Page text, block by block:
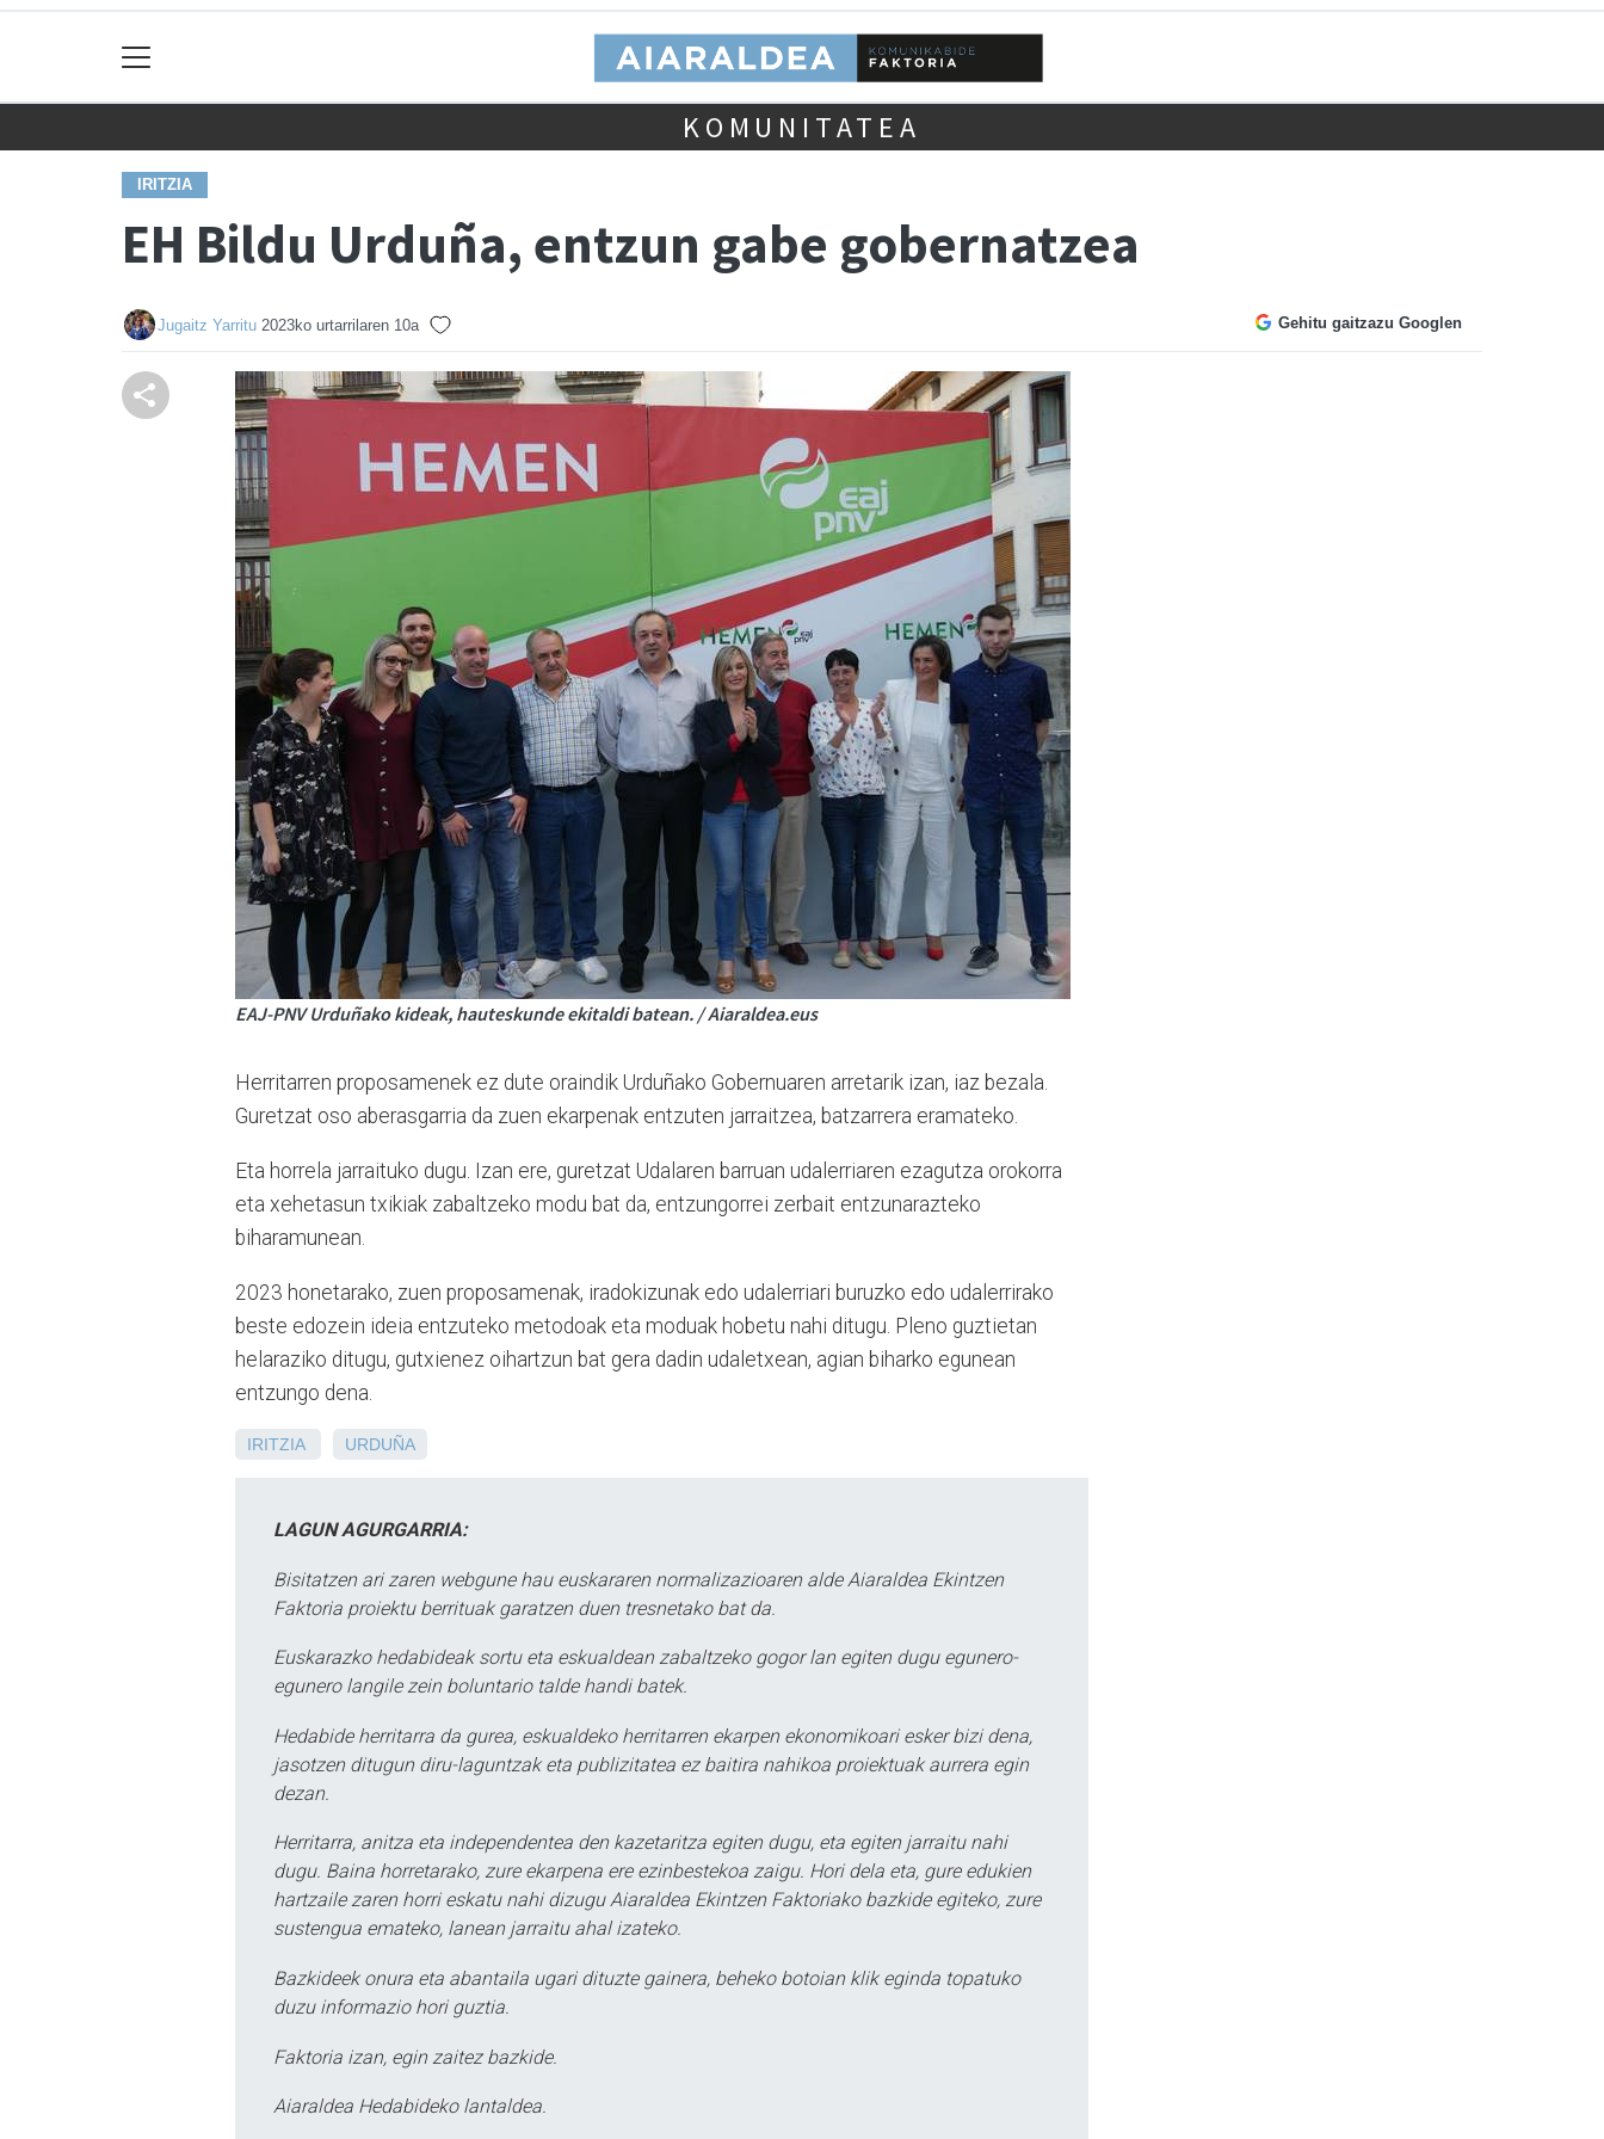
KOMUNITATEA
IRITZIA
EH Bildu Urduña, entzun gabe gobernatzea
Jugaitz Yarritu 2023ko urtarrilaren 10a Gehitu gaitzazu Googlen
EAJ-PNV Urduñako kideak, hauteskunde ekitaldi batean. / Aiaraldea.eus
Herritarren proposamenek ez dute oraindik Urduñako Gobernuaren arretarik izan, iaz bezala.
Guretzat oso aberasgarria da zuen ekarpenak entzuten jarraitzea, batzarrera eramateko.
Eta horrela jarraituko dugu. Izan ere, guretzat Udalaren barruan udalerriaren ezagutza orokorra
eta xehetasun txikiak zabaltzeko modu bat da, entzungorrei zerbait entzunarazteko
biharamunean.
2023 honetarako, zuen proposamenak, iradokizunak edo udalerriari buruzko edo udalerrirako
beste edozein ideia entzuteko metodoak eta moduak hobetu nahi ditugu. Pleno guztietan
helaraziko ditugu, gutxienez oihartzun bat gera dadin udaletxean, agian biharko egunean
entzungo dena.
IRITZIA URDUÑA
LAGUN AGURGARRIA:
Bisitatzen ari zaren webgune hau euskararen normalizazioaren alde Aiaraldea Ekintzen
Faktoria proiektu berrituak garatzen duen tresnetako bat da.
Euskarazko hedabideak sortu eta eskualdean zabaltzeko gogor lan egiten dugu egunero-
egunero langile zein boluntario talde handi batek.
Hedabide herritarra da gurea, eskualdeko herritarren ekarpen ekonomikoari esker bizi dena,
jasotzen ditugun diru-laguntzak eta publizitatea ez baitira nahikoa proiektuak aurrera egin
dezan.
Herritarra, anitza eta independentea den kazetaritza egiten dugu, eta egiten jarraitu nahi
dugu. Baina horretarako, zure ekarpena ere ezinbestekoa zaigu. Hori dela eta, gure edukien
hartzaile zaren horri eskatu nahi dizugu Aiaraldea Ekintzen Faktoriako bazkide egiteko, zure
sustengua emateko, lanean jarraitu ahal izateko.
Bazkideek onura eta abantaila ugari dituzte gainera, beheko botoian klik eginda topatuko
duzu informazio hori guztia.
Faktoria izan, egin zaitez bazkide.
Aiaraldea Hedabideko lantaldea.